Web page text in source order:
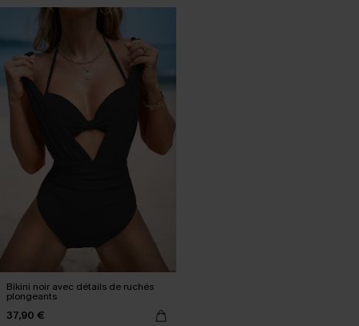
Bikini noir avec détails de ruchés
plongeants
37,90 €